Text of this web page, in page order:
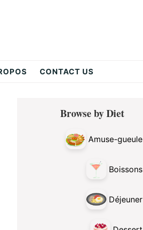
CONTACT US
Primary
SidebarBrowse by Diet
Amuse-gueule
Boissons
Déjeuner